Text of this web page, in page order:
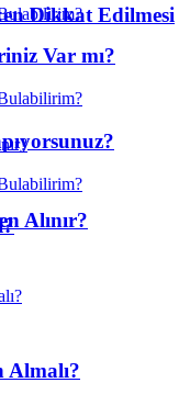
Dikkat Edilmesi
Alınır?
Var mı?